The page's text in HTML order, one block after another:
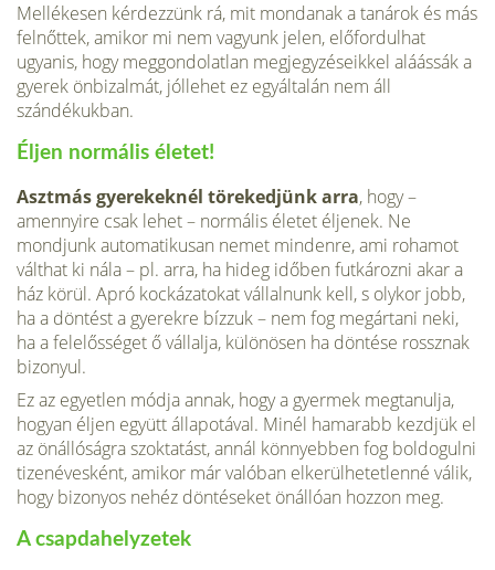
Melléke­sen kérdezzünk rá, mit mondanak a tanárok és más
felnőttek, amikor mi nem vagyunk jelen, előfordulhat
ugyanis, hogy meggondolatlan megjegyzéseikkel aláássák a
gyerek önbizalmát, jólle­het ez egyáltalán nem áll
szándékukban.
Éljen normális életet!
Asztmás gyerekeknél törekedjünk arra, hogy –
amennyire csak lehet – normális életet éljenek. Ne
mondjunk automatikusan nemet mindenre, ami rohamot
válthat ki nála – pl. arra, ha hideg időben futkározni akar a
ház körül. Apró kocká­zatokat vállalnunk kell, s olykor jobb,
ha a dön­tést a gyerekre bízzuk – nem fog megártani neki,
ha a felelősséget ő vállalja, különösen ha döntése rossznak
bizonyul.
Ez az egyetlen módja annak, hogy a gyermek megtanulja,
hogyan éljen együtt állapotával. Mi­nél hamarabb kezdjük el
az önállóságra szokta­tást, annál könnyebben fog boldogulni
tizenéves­ként, amikor már valóban elkerülhetetlenné vá­lik,
hogy bizonyos nehéz döntéseket önállóan hozzon meg.
A csapdahelyzetek